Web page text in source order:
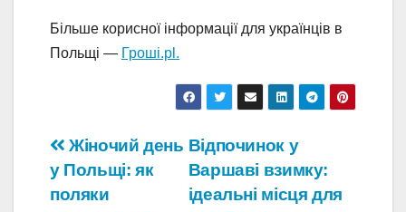
Більше корисної інформації для українців в
Польщі — Гроші.pl.
Навігація
записів
Відпочинок у
Варшаві взимку:
ідеальні місця для
Жіночий день
у Польщі: як
поляки